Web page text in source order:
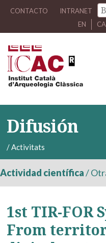
CONTACTO INTRANET
EN
Difusión
/Activitats
Actividad científica/
1st TIR-FOR
From